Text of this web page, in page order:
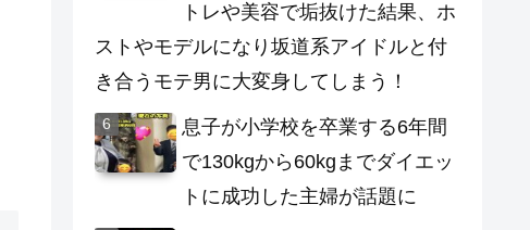
トレや美容で垢抜けた結果、ホ
ストやモデルになり坂道系アイドルと付
き合うモテ男に大変身してしまう！
息子が小学校を卒業する6年間
で130kgから60kgまでダイエッ
トに成功した主婦が話題に